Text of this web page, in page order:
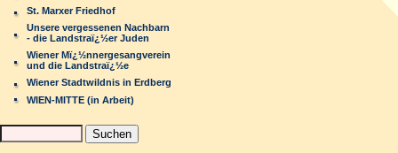
St. Marxer Friedhof
Unsere vergessenen Nachbarn
- die Landstraï¿½er Juden
Wiener Mï¿½nnergesangverein
und die Landstraï¿½e
Wiener Stadtwildnis in Erdberg
WIEN-MITTE (in Arbeit)